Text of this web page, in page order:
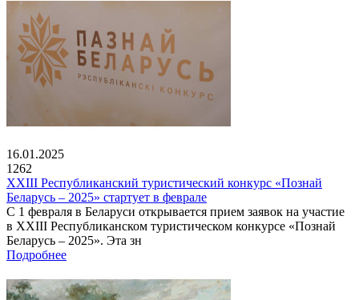
16.01.2025
1262
XXIII Республиканский туристический конкурс «Познай
Беларусь – 2025» стартует в феврале
С 1 февраля в Беларуси открывается прием заявок на участие
в XXIII Республиканском туристическом конкурсе «Познай
Беларусь – 2025». Эта зн
Подробнее